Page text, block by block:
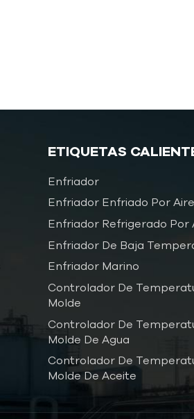
ETIQUETAS
Enfriador
Enfriador Enfriado Por Aire
Enfriador Refrigerado Por
Enfriador De Baja
Enfriador Marino
Controlador De
Molde
Controlador De
Molde De Agua
Controlador De
Molde De Aceite